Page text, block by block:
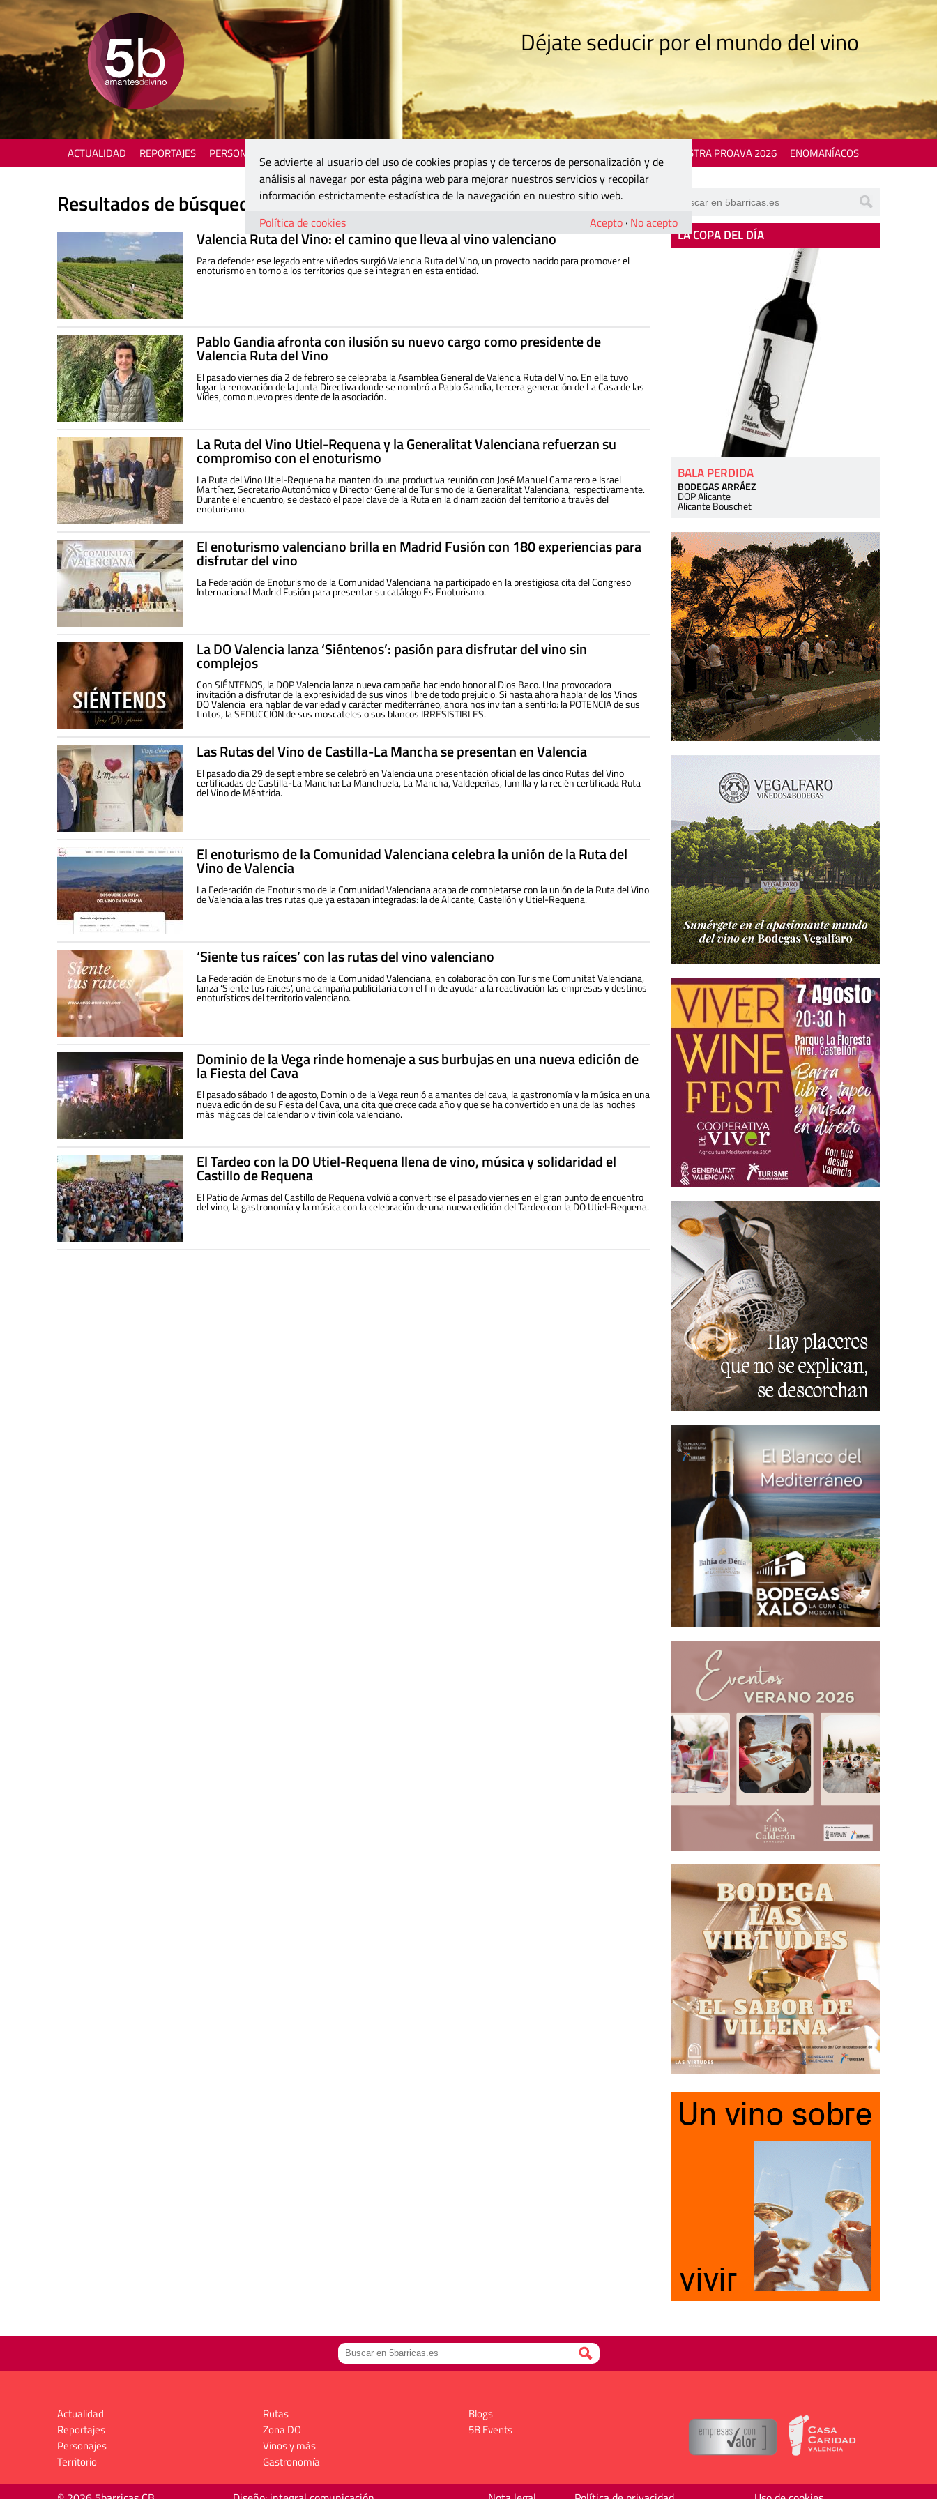
Déjate seducir por el mundo del vino
ACTUALIDAD REPORTAJES PERSONAJES MOSTRA PROAVA 2026 ENOMANÍACOS
Resultados de búsqueda
Valencia Ruta del Vino: el camino que lleva al vino valenciano
Para defender ese legado entre viñedos surgió Valencia Ruta del Vino, un proyecto nacido para promover el
enoturismo en torno a los territorios que se integran en esta entidad.
Pablo Gandia afronta con ilusión su nuevo cargo como presidente de
Valencia Ruta del Vino
El pasado viernes día 2 de febrero se celebraba la Asamblea General de Valencia Ruta del Vino. En ella tuvo
lugar la renovación de la Junta Directiva donde se nombró a Pablo Gandia, tercera generación de La Casa de las
Vides, como nuevo presidente de la asociación.
La Ruta del Vino Utiel-Requena y la Generalitat Valenciana refuerzan su
compromiso con el enoturismo
La Ruta del Vino Utiel-Requena ha mantenido una productiva reunión con José Manuel Camarero e Israel
Martínez, Secretario Autonómico y Director General de Turismo de la Generalitat Valenciana, respectivamente.
Durante el encuentro, se destacó el papel clave de la Ruta en la dinamización del territorio a través del
enoturismo.
El enoturismo valenciano brilla en Madrid Fusión con 180 experiencias para
disfrutar del vino
La Federación de Enoturismo de la Comunidad Valenciana ha participado en la prestigiosa cita del Congreso
Internacional Madrid Fusión para presentar su catálogo Es Enoturismo.
La DO Valencia lanza ‘Siéntenos’: pasión para disfrutar del vino sin
complejos
Con SIÉNTENOS, la DOP Valencia lanza nueva campaña haciendo honor al Dios Baco. Una provocadora
invitación a disfrutar de la expresividad de sus vinos libre de todo prejuicio. Si hasta ahora hablar de los Vinos
DO Valencia era hablar de variedad y carácter mediterráneo, ahora nos invitan a sentirlo: la POTENCIA de sus
tintos, la SEDUCCIÓN de sus moscateles o sus blancos IRRESISTIBLES.
Las Rutas del Vino de Castilla-La Mancha se presentan en Valencia
El pasado día 29 de septiembre se celebró en Valencia una presentación oficial de las cinco Rutas del Vino
certificadas de Castilla-La Mancha: La Manchuela, La Mancha, Valdepeñas, Jumilla y la recién certificada Ruta
del Vino de Méntrida.
El enoturismo de la Comunidad Valenciana celebra la unión de la Ruta del
Vino de Valencia
La Federación de Enoturismo de la Comunidad Valenciana acaba de completarse con la unión de la Ruta del Vino
de Valencia a las tres rutas que ya estaban integradas: la de Alicante, Castellón y Utiel-Requena.
‘Siente tus raíces’ con las rutas del vino valenciano
La Federación de Enoturismo de la Comunidad Valenciana, en colaboración con Turisme Comunitat Valenciana,
lanza ‘Siente tus raíces’, una campaña publicitaria con el fin de ayudar a la reactivación las empresas y destinos
enoturísticos del territorio valenciano.
Dominio de la Vega rinde homenaje a sus burbujas en una nueva edición de
la Fiesta del Cava
El pasado sábado 1 de agosto, Dominio de la Vega reunió a amantes del cava, la gastronomía y la música en una
nueva edición de su Fiesta del Cava, una cita que crece cada año y que se ha convertido en una de las noches
más mágicas del calendario vitivinícola valenciano.
El Tardeo con la DO Utiel-Requena llena de vino, música y solidaridad el
Castillo de Requena
El Patio de Armas del Castillo de Requena volvió a convertirse el pasado viernes en el gran punto de encuentro
del vino, la gastronomía y la música con la celebración de una nueva edición del Tardeo con la DO Utiel-Requena.
LA COPA DEL DÍA
BALA PERDIDA
BODEGAS ARRÁEZ
DOP Alicante
Alicante Bouschet
Actualidad
Reportajes
Personajes
Territorio
Rutas
Zona DO
Vinos y más
Gastronomía
Blogs
5B Events
Se advierte al usuario del uso de cookies propias y de terceros de personalización y de
análisis al navegar por esta página web para mejorar nuestros servicios y recopilar
información estrictamente estadística de la navegación en nuestro sitio web.
Política de cookies
Acepto · No acepto